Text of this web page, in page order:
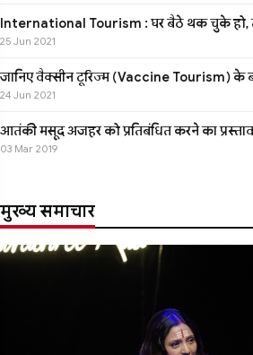
International Tourism : घर बैठे थक चुके हो,
25 Jun 2021
जानिए वैक्सीन टूरिज्म (Vaccine Tourism) के
24 Jun 2021
आतंकी मसूद अजहर को प्रतिबंधित करने का प्रस्ताव
03 Mar 2019
मुख्य समाचार